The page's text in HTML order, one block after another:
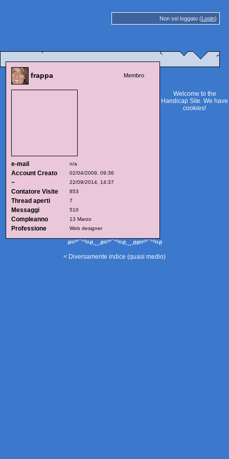
Non sei loggato (Login)
frappa Membro
e-mail n/a
Account Creato 02/04/2009, 09:36
~ 22/09/2014, 14:37
Contatore Visite 853
Thread aperti 7
Messaggi 510
Compleanno 13 Marzo
Professione Web designer
Welcome to the
Handicap Site. We have
cookies!
ø¤º°`°º¤ø,¸¸,ø¤º°`°º¤ø,¸¸,øø¤º°`°º¤ø
< Diversamente indice (quasi medio)